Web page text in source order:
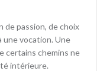
de passion, de choix
vocation. Une
certains chemins ne
intérieure.